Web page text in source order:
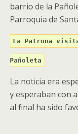
barrio de la
Parroquia de
La Patrona
Pañoleta
La noticia era
y esperaban con
al final ha sido